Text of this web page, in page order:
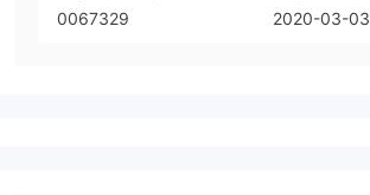
0067329
2020-03-03